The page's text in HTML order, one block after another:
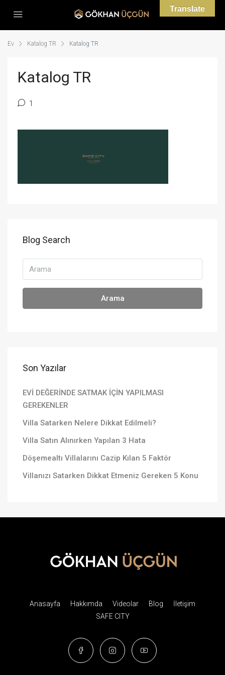
Ev Katalog TR Katalog TR
Katalog TR
1
Blog Search
Arama
Son Yazılar
EVİ DEĞERİNDE SATMAK İÇİN YAPILMASI
GEREKENLER
Villa Satarken Nelere Dikkat Edilmeli?
Villa Satın Alınırken Yapılan 3 Hata
Döşemealtı Villalarını Cazip Kılan 5 Faktör
Villanızı Satarken Dikkat Etmeniz Gereken 5 Konu
Anasayfa Hakkımda Videolar Blog
İletişim
SAFE CITY
Translate